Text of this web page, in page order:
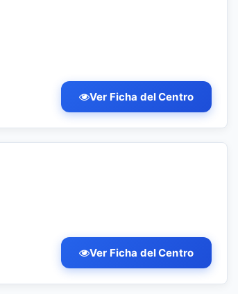
Ver Ficha del Centro
Ver Ficha del Centro